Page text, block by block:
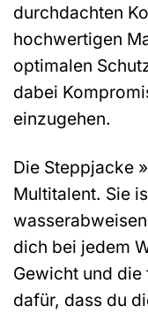
durchdachten
hochwertigen
optimalen
dabei
einzugehen.
Die Steppjacke
Multitalent. Sie
dich bei jedem
Gewicht und
dafür, dass du